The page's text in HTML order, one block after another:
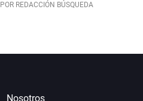
POR REDACCIÓN BÚSQUEDA
Nosotros